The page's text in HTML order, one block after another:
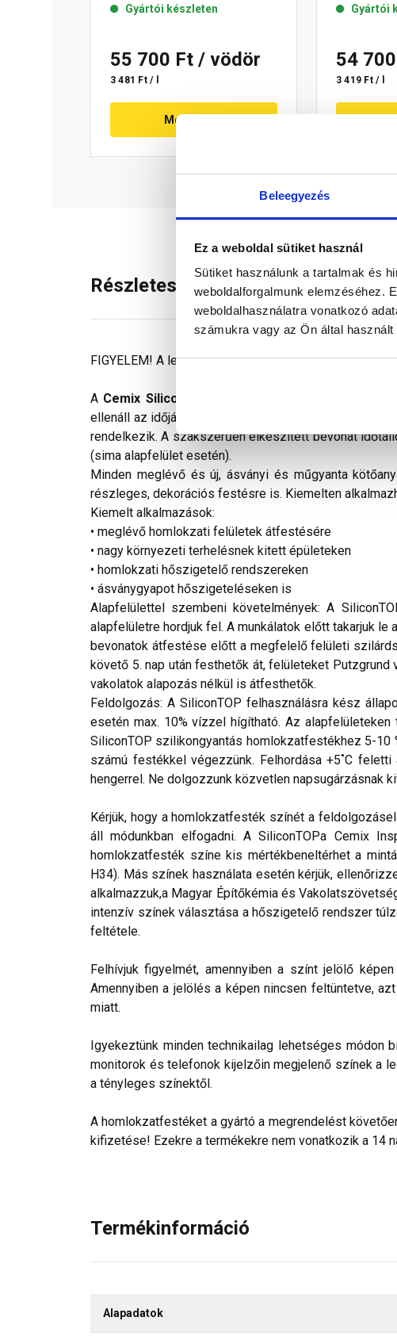
Beleegyezés
Ez a weboldal sütiket használ
Sütiket használunk a tartalmak és
weboldalforgalmunk elemzéséhez.
weboldalhasználatra vonatkozó
számukra vagy az Ön által
Gyártói készleten
55 700 Ft / vödör
3 481 Ft / l
Megnézem
Gyártói
54
3 419 Ft / l
Részletes leírás
FIGYELEM! A leírás végén fontos információkat talál
A Cemix SiliconTOP
kiváló minőségű
ellenáll az időjárás viszontagságainak és egyéb
rendelkezik. A szakszerűen elkészített bevonat
(sima alapfelület esetén).
Minden meglévő és új, ásványi és műgyanta
részleges, dekorációs festésre is. Kiemelten
Kiemelt alkalmazások:
• meglévő homlokzati felületek átfestésére
• nagy környezeti terhelésnek kitett épületeken
• homlokzati hőszigetelő rendszereken
• ásványgyapot hőszigeteléseken is
Alapfelülettel szembeni követelmények: A
alapfelületre hordjuk fel. A munkálatok előtt takarjuk
bevonatok átfestése előtt a megfelelő felületi
követő 5. nap után festhetők át, felületeket
vakolatok alapozás nélkül is átfesthetők.
Feldolgozás: A SiliconTOP felhasználásra kész
esetén max. 10% vízzel hígítható. Az
SiliconTOP szilikongyantás homlokzatfestékhez 5-
számú festékkel végezzünk. Felhordása +5˚C
hengerrel. Ne dolgozzunk közvetlen napsugárzásnak
Kérjük, hogy a homlokzatfesték színét a
áll módunkban elfogadni. A SiliconTOPa Cemix
homlokzatfesték színe kis mértékbeneltérhet a
H34). Más színek használata esetén kérjük,
alkalmazzuk,a Magyar Építőkémia és
intenzív színek választása a hőszigetelő rendszer
feltétele.
Felhívjuk figyelmét, amennyiben a színt jelölő
Amennyiben a jelölés a képen nincsen feltüntetve,
miatt.
Igyekeztünk minden technikailag lehetséges
monitorok és telefonok kijelzőin megjelenő színek a
a tényleges színektől.
A homlokzatfestéket a gyártó a megrendelést
kifizetése! Ezekre a termékekre nem vonatkozik a 14
Termékinformáció
Alapadatok